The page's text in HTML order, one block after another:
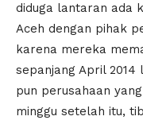
diduga lantaran ada
Aceh dengan pihak
karena mereka
sepanjang April 2014
pun perusahaan
minggu setelah itu,